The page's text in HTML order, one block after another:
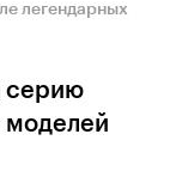
легендарных
серию
моделей